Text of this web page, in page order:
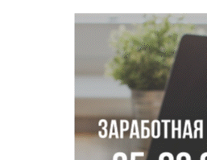
В Новосибирске минтранс
Андрей Травников поблагодарил
строителей за вклад в развитие